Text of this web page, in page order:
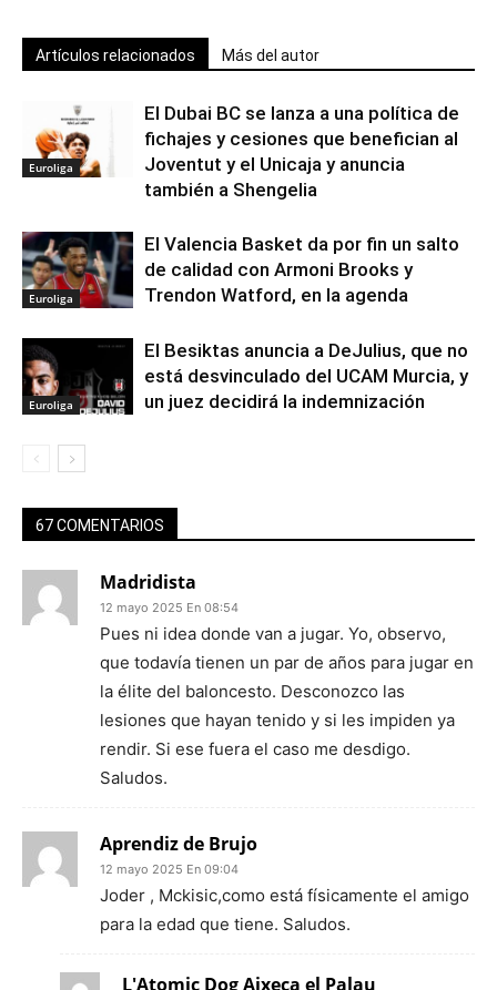
Artículos relacionados Más del autor
Euroliga
El Dubai BC se lanza a una política de
fichajes y cesiones que benefician al
Joventut y el Unicaja y anuncia
también a Shengelia
Euroliga
El Valencia Basket da por fin un salto
de calidad con Armoni Brooks y
Trendon Watford, en la agenda
Euroliga
El Besiktas anuncia a DeJulius, que no
está desvinculado del UCAM Murcia, y
un juez decidirá la indemnización
67 COMENTARIOS
Madridista
12 mayo 2025 En 08:54
Pues ni idea donde van a jugar. Yo, observo,
que todavía tienen un par de años para jugar en
la élite del baloncesto. Desconozco las
lesiones que hayan tenido y si les impiden ya
rendir. Si ese fuera el caso me desdigo.
Saludos.
Aprendiz de Brujo
12 mayo 2025 En 09:04
Joder , Mckisic,como está físicamente el amigo
para la edad que tiene. Saludos.
L'Atomic Dog Aixeca el Palau